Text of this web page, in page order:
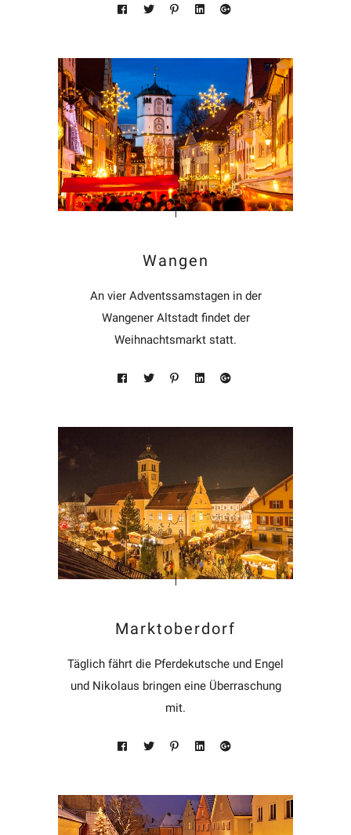
Wangen
An vier Adventssamstagen in der
Wangener Altstadt findet der
Weihnachtsmarkt statt.
Marktoberdorf
Täglich fährt die Pferdekutsche und Engel
und Nikolaus bringen eine Überraschung
mit.